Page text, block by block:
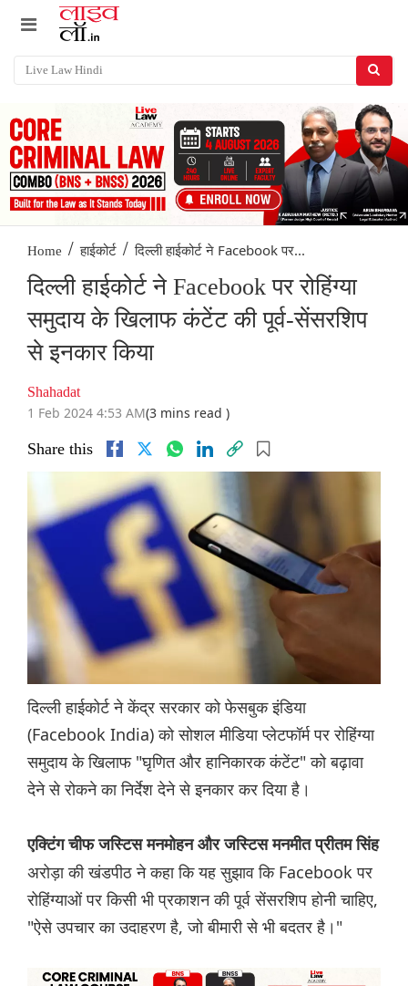
Home / हाईकोर्ट / दिल्ली हाईकोर्ट ने Facebook पर...
दिल्ली हाईकोर्ट ने Facebook पर रोहिंग्या
समुदाय के खिलाफ कंटेंट की पूर्व-सेंसरशिप
से इनकार किया
Shahadat
1 Feb 2024 4:53 AM(3 mins read )
Share this
दिल्ली हाईकोर्ट ने केंद्र सरकार को फेसबुक इंडिया
(Facebook India) को सोशल मीडिया प्लेटफॉर्म पर रोहिंग्या
समुदाय के खिलाफ "घृणित और हानिकारक कंटेंट" को बढ़ावा
देने से रोकने का निर्देश देने से इनकार कर दिया है।
एक्टिंग चीफ जस्टिस मनमोहन और जस्टिस मनमीत प्रीतम सिंह
अरोड़ा की खंडपीठ ने कहा कि यह सुझाव कि Facebook पर
रोहिंग्याओं पर किसी भी प्रकाशन की पूर्व सेंसरशिप होनी चाहिए,
"ऐसे उपचार का उदाहरण है, जो बीमारी से भी बदतर है।"